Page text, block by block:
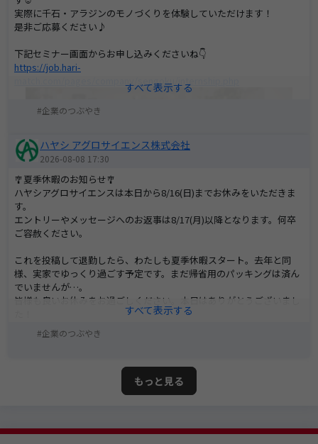
実際に千石・アラジンのモノづくりを体験していただけます！
是非ご応募ください♪
下記セミナー画面からお申し込みくださいね👇
https://job.hari-
match.com/pages/company/sengoku/internship.php
企業のつぶやき
ハヤシ アグロサイエンス株式会社
2026-08-08 17:30
🎐夏季休暇のお知らせ🎐
ハヤシアグロサイエンスは本日から8/16(日)までお休みをいただきま
す。
エントリーやメッセージへのお返事は8/17(月)以降となります。何卒
ご容赦ください。
これを投稿して退勤したら、わたしも夏季休暇スタート。去年と同
様、実家でゆっくり過ごす予定です。まだ帰省用のパッキングは済ん
でいませんが…。
皆様も良いお休みをお過ごしください。本日はありがとうございまし
企業のつぶやき
もっと見る